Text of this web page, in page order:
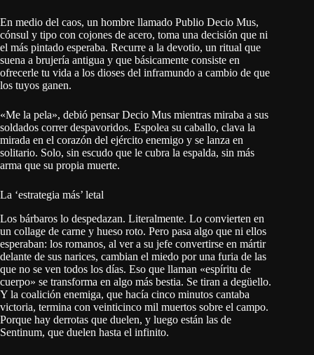
En medio del caos, un hombre llamado Publio Decio Mus,
cónsul y tipo con cojones de acero, toma una decisión que ni
el más pintado esperaba. Recurre a la devotio, un ritual que
suena a brujería antigua y que básicamente consiste en
ofrecerle tu vida a los dioses del inframundo a cambio de que
los tuyos ganen.
«Me la pela», debió pensar Decio Mus mientras miraba a sus
soldados correr despavoridos. Espolea su caballo, clava la
mirada en el corazón del ejército enemigo y se lanza en
solitario. Solo, sin escudo que le cubra la espalda, sin más
arma que su propia muerte.
La ‘estrategia más’ letal
Los bárbaros lo despedazan. Literalmente. Lo convierten en
un collage de carne y hueso roto. Pero pasa algo que ni ellos
esperaban: los romanos, al ver a su jefe convertirse en mártir
delante de sus narices, cambian el miedo por una furia de las
que no se ven todos los días. Eso que llaman «espíritu de
cuerpo» se transforma en algo más bestia. Se tiran a degüello.
Y la coalición enemiga, que hacía cinco minutos cantaba
victoria, termina con veinticinco mil muertos sobre el campo.
Porque hay derrotas que duelen, y luego están las de
Sentinum, que duelen hasta el infinito.